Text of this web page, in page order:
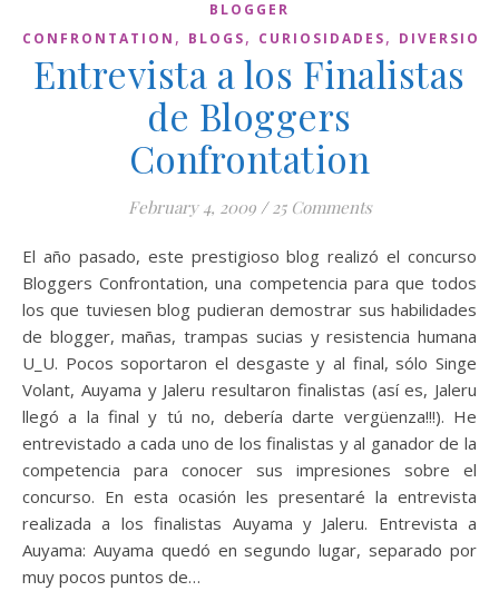
BLOGGER
CONFRONTATION , BLOGS, CURIOSIDADES, DIVERSION
Entrevista a los Finalistas
de Bloggers
Confrontation
February 4, 2009 / 25 Comments
El año pasado, este prestigioso blog realizó el concurso
Bloggers Confrontation, una competencia para que todos
los que tuviesen blog pudieran demostrar sus habilidades
de blogger, mañas, trampas sucias y resistencia humana
U_U. Pocos soportaron el desgaste y al final, sólo Singe
Volant, Auyama y Jaleru resultaron finalistas (así es, Jaleru
llegó a la final y tú no, debería darte vergüenza!!!). He
entrevistado a cada uno de los finalistas y al ganador de la
competencia para conocer sus impresiones sobre el
concurso. En esta ocasión les presentaré la entrevista
realizada a los finalistas Auyama y Jaleru. Entrevista a
Auyama: Auyama quedó en segundo lugar, separado por
muy pocos puntos de…